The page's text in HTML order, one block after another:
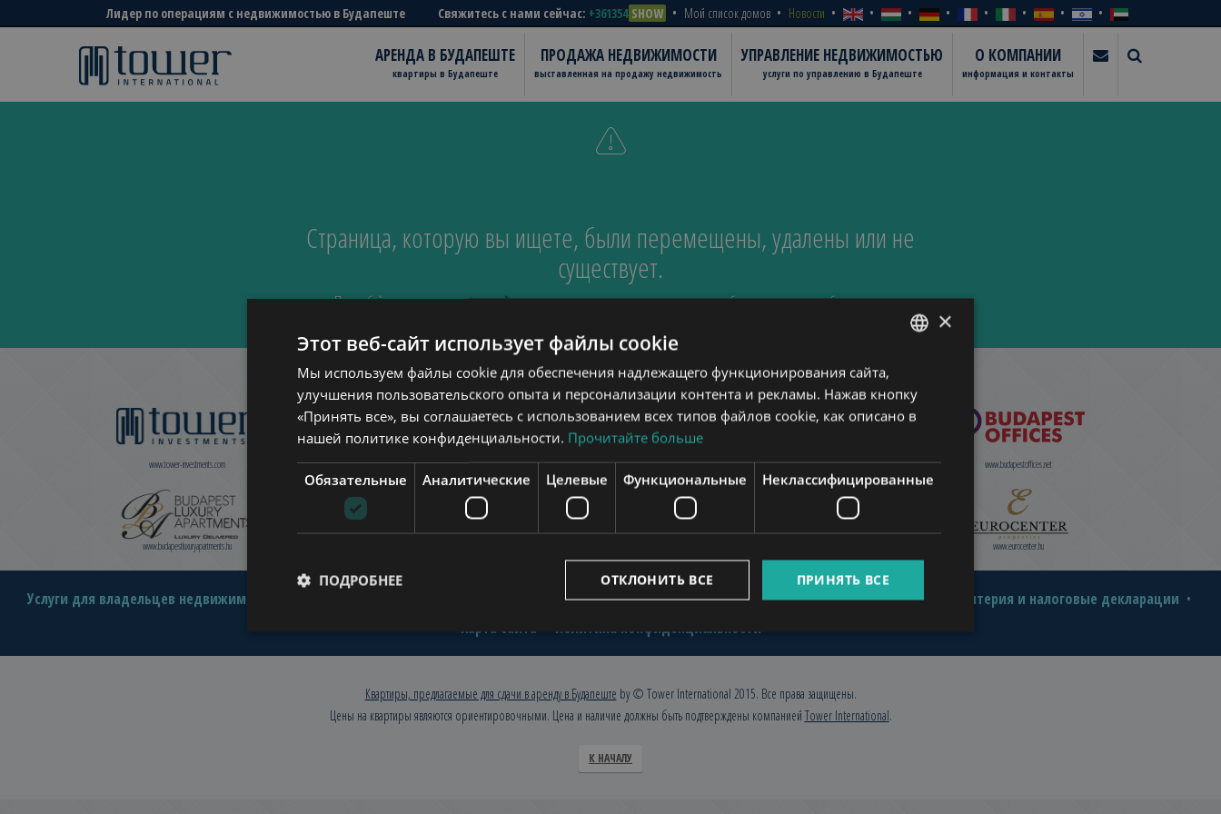
Лидер по операциям с недвижимостью в Будапеште Свяжитесь с нами сейчас: +361354 SHOW Мой список домов Новости
АРЕНДА В БУДАПЕШТЕ
квартиры в Будапеште
ПРОДАЖА НЕДВИЖИМОСТИ
выставленная на продажу недвижимость
УПРАВЛЕНИЕ НЕДВИЖИМОСТЬЮ
услуги по управлению в Будапеште
О КОМПАНИИ
информация и контакты
Страница, которую вы ищете, были перемещены, удалены или не
существует.
Попробуйте вернуться кдомашней страницеили отправитьнам письмо, и мы будем смотреть в заблуждение.
www.tower-investments.com www.towerassistance.com www.towerconsulting.hu www.mybudapesthome.com www.budapestpropertysellers.com www.budapestoffices.net
www.budapestluxuryapartments.hu www.eurocenter.hu
Услуги для владельцев недвижимости Продажа недвижимости О нас Квартиры в Будапеште
Бухгалтерия и налоговые декларации
Карта сайта
Политика конфиденциальности
Квартиры, предлагаемые для сдачи в аренду в Будапеште by © Tower International 2015. Все права защищены.
Цены на квартиры являются ориентировочными. Цена и наличие должны быть подтверждены компанией Tower International.
К НАЧАЛУ
ENGLISH
HUNGARIAN
FRENCH
ARABIC
×
Этот веб-сайт использует файлы cookie
Мы используем файлы cookie для обеспечения надлежащего функционирования сайта,
улучшения пользовательского опыта и персонализации контента и рекламы. Нажав кнопку
«Принять все», вы соглашаетесь с использованием всех типов файлов cookie, как описано в
нашей политике конфиденциальности. Прочитайте больше
Обязательные Аналитические Целевые Функциональные Неклассифицированные
ПРИНЯТЬ ВСЕ
ОТКЛОНИТЬ ВСЕ
ПОДРОБНЕЕ